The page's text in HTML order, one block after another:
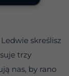
skreślisz
trzy
nas, by rano